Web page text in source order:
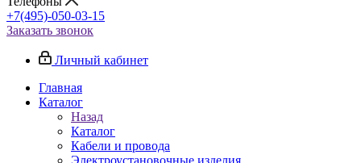
+7(495)-050-03-15
Заказать звонок
Личный кабинет
Главная
Каталог
Назад
Каталог
Кабели и провода
Электроустановочные изделия